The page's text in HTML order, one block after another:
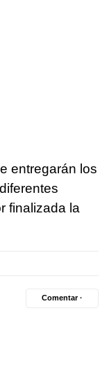
entregarán los
finalizada la
Comentar ·